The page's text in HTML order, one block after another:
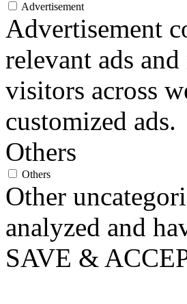
Advertisement
Advertisement
relevant ads
visitors across
customized ads.
Others
Others
Other
analyzed and
SAVE &